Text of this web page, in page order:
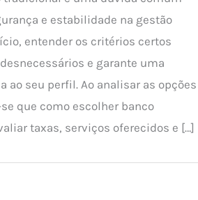
e estabilidade na gestão
entender os critérios certos
e garante uma
ao seu perfil. Ao analisar as opções
que como escolher banco
taxas, serviços oferecidos e […]